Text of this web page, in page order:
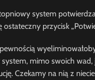
system
przycisk
mimo swoich
Czekamy na nią z